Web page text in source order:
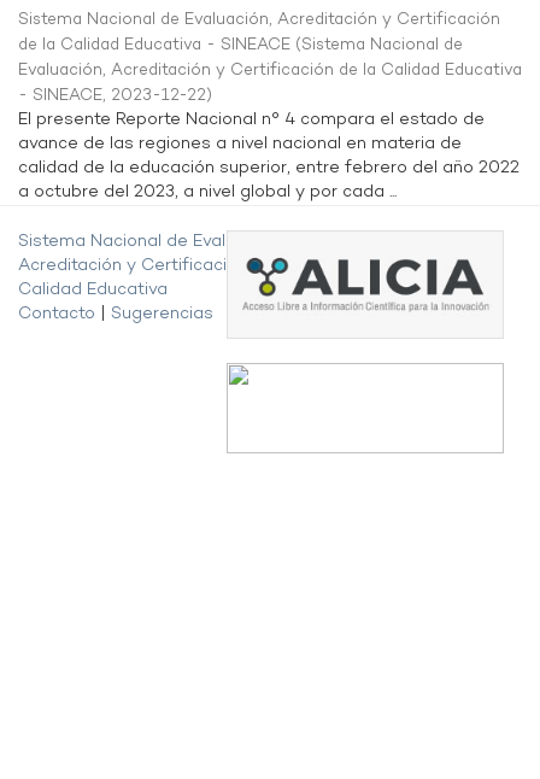
Sistema Nacional de Evaluación, Acreditación y Certificación
de la Calidad Educativa - SINEACE (Sistema Nacional de
Evaluación, Acreditación y Certificación de la Calidad Educativa
- SINEACE, 2023-12-22)
El presente Reporte Nacional n° 4 compara el estado de
avance de las regiones a nivel nacional en materia de
calidad de la educación superior, entre febrero del año 2022
a octubre del 2023, a nivel global y por cada ...
Sistema Nacional de Evaluación,
Acreditación y Certificación de la
Calidad Educativa
Contacto
Sugerencias